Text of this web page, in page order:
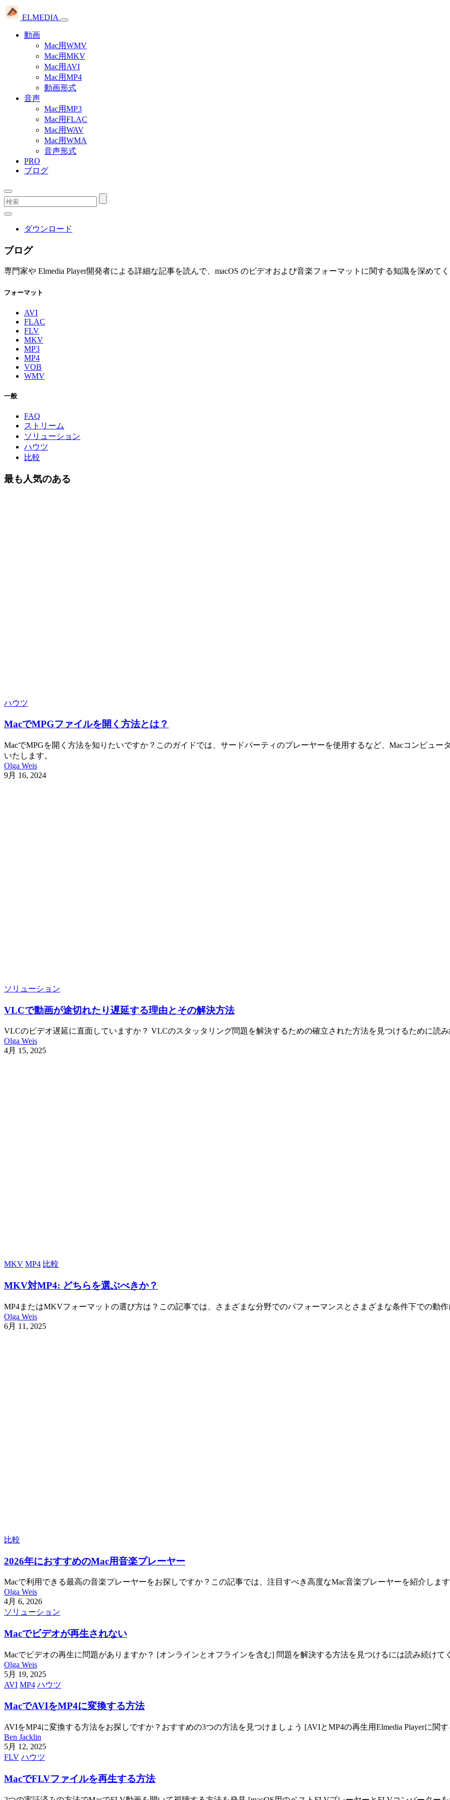
ELMEDIA
動画
Mac用WMV
Mac用MKV
Mac用AVI
Mac用MP4
動画形式
音声
Mac用MP3
Mac用FLAC
Mac用WAV
Mac用WMA
音声形式
PRO
ブログ
ダウンロード
ブログ
専門家や Elmedia Player開発者による詳細な記事を読んで、macOS のビデオおよび音楽フォーマットに関する知識を深めてく
フォーマット
AVI
FLAC
FLV
MKV
MP3
MP4
VOB
WMV
一般
FAQ
ストリーム
ソリューション
ハウツ
比較
最も人気のある
ハウツ
MacでMPGファイルを開く方法とは？
MacでMPGを開く方法を知りたいですか？このガイドでは、サードパーティのプレーヤーを使用するなど、Macコンピュ
いたします。
Olga Weis
9月 16, 2024
ソリューション
VLCで動画が途切れたり遅延する理由とその解決方法
VLCのビデオ遅延に直面していますか？ VLCのスタッタリング問題を解決するための確立された方法を見つけるために読み
Olga Weis
4月 15, 2025
MKV MP4 比較
MKV対MP4: どちらを選ぶべきか？
MP4またはMKVフォーマットの選び方は？この記事では、さまざまな分野でのパフォーマンスとさまざまな条件下での動作
Olga Weis
6月 11, 2025
比較
2026年におすすめのMac用音楽プレーヤー
Macで利用できる最高の音楽プレーヤーをお探しですか？この記事では、注目すべき高度なMac音楽プレーヤーを紹介します
Olga Weis
4月 6, 2026
ソリューション
Macでビデオが再生されない
Macでビデオの再生に問題がありますか？ [オンラインとオフラインを含む] 問題を解決する方法を見つけるには読み続けて
Olga Weis
5月 19, 2025
AVI MP4 ハウツ
MacでAVIをMP4に変換する方法
AVIをMP4に変換する方法をお探しですか？おすすめの3つの方法を見つけましょう [AVIとMP4の再生用Elmedia Playerに関
Ben Jacklin
5月 12, 2025
FLV ハウツ
MacでFLVファイルを再生する方法